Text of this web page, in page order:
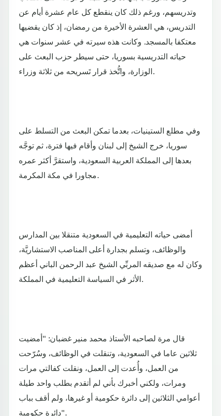
وتدريسهم، ورغم ذلك كان ينقطع كل عام عشرة أيام عن
التدريس، هي العشرة الأخيرة من رمضان، إذ كان يقضيها
معتكفا بالمسجد. وكانت هذه سيرته في عشر سنوات هي
حياته التدريسية بسوريا، حتى سيطر حزب البعث على
الوزارة، واتُّخذ قرار تَسريحه من ثلاثة وزراء.
وفي مطلع الستينيات، بعدما تمكن البعث من التسلط على
سوريا، خرج الشيخ إلى لبنان وأقام فيها فترة، ثم توجَّه
بعدها إلى المملكة العربية السعودية، واستقرَّ أكثر عمره
مجاورا في مكة المكرمة.
أمضى حياته التعليمية في السعودية متنقلا بين المدارس
والوظائف، وتسلم بجدارة أعلى المناصب الاستشاريَّة،
وكان له مع صديقه المربِّي الشيخ عبد الرحمن الباني أعظم
الأثر في السياسة التعليمية في المملكة.
قال مرة لصاحبه الأستاذ محمد منير غضبان: "أمضيت
ثلاثين عاما في السعودية، وتنقلت في الوظائف، وسُرّحت
من العمل، وأُعدت إلى العمل، ونقلت كفالتي مرات
ومرات، ولكني أخبرك بأني لم أتقدم بطلب واحد طيلة
أعوامي الثلاثين إلى دائرة حكومية أو غيرها، ولم أقف بباب
دائرة حكومية".